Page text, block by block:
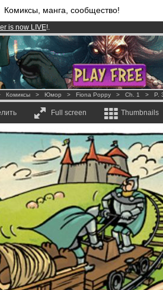
Комиксы, манга, сообщество!
is now LIVE!.
from3.95 eurosper month !Get membership
and 1000 comics & mangas!.
Комиксы > Юмор > Fiona Poppy > Ch. 1 > P.
Full screen Thumbnails